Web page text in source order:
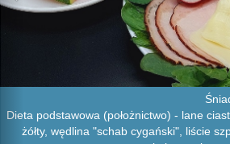
Dieta podstawowa (położnictwo) - lane
żółty, wędlina "schab cygański", liście